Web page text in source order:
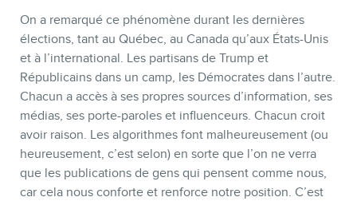
On a remarqué ce phénomène durant les dernières
élections, tant au Québec, au Canada qu’aux États-Unis
et à l’international. Les partisans de Trump et
Républicains dans un camp, les Démocrates dans l’autre.
Chacun a accès à ses propres sources d’information, ses
médias, ses porte-paroles et influenceurs. Chacun croit
avoir raison. Les algorithmes font malheureusement (ou
heureusement, c’est selon) en sorte que l’on ne verra
que les publications de gens qui pensent comme nous,
car cela nous conforte et renforce notre position. C’est